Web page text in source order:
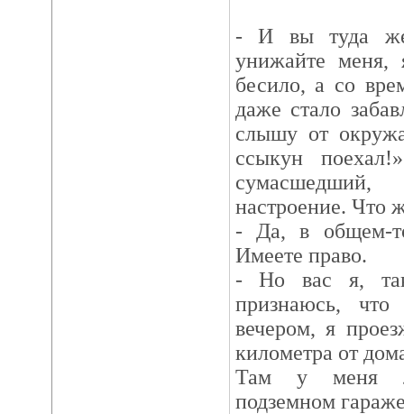
- И вы туда же?
унижайте меня,
бесило, а со
даже стало
слышу от
ссыкун
настроение. Что
- Да, в общем-
Имеете право.
- Но вас я,
признаюсь,
вечером, я
километра от
Там у меня
подземном